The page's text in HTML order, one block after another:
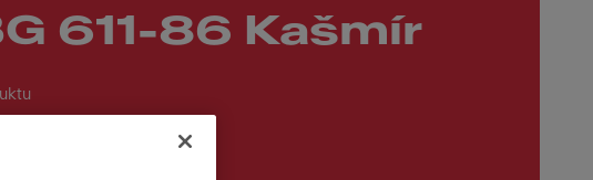
611-86 Kašmír